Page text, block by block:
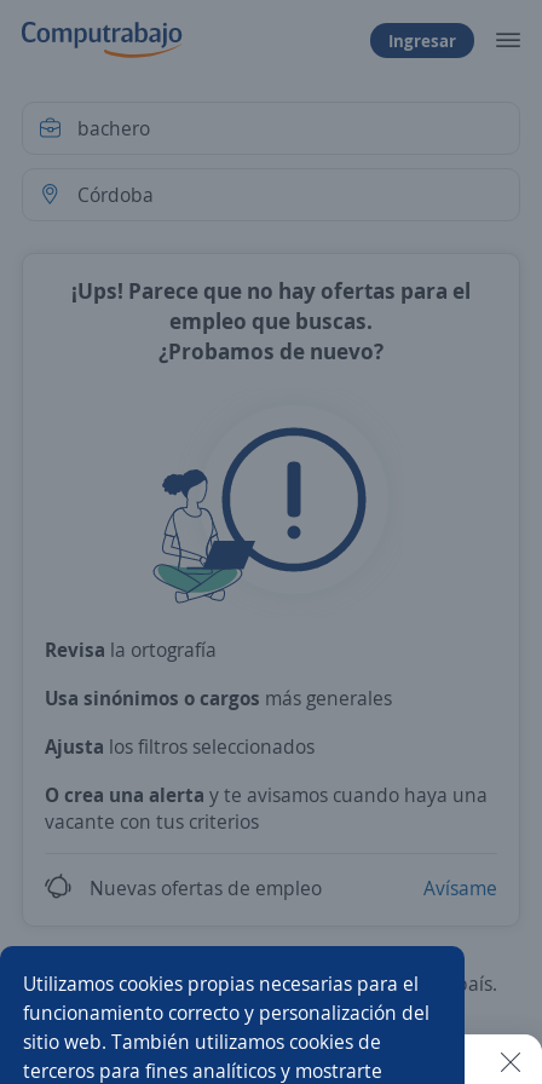
Utilizamos cookies propias necesarias para el
funcionamiento correcto y personalización del
sitio web. También utilizamos cookies de
terceros para fines analíticos y mostrarte
Ingresar
¡Ups! Parece que no hay ofertas para el
empleo que buscas.
¿Probamos de nuevo?
Revisa la ortografía
Usa sinónimos o cargos más generales
Ajusta los filtros seleccionados
O crea una alerta y te avisamos cuando haya una
vacante con tus criterios
Nuevas ofertas de empleo Avísame
Prueba con los empleos más demandados del país.
Vendedor/a Asesor/a comercial